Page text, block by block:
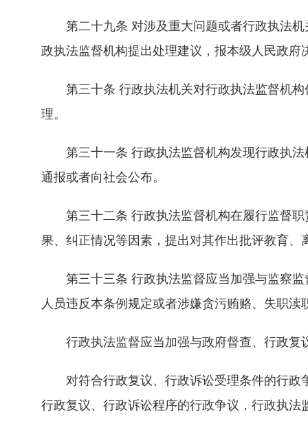
第二十九条 对涉及重大问题或者行政执法机
政执法监督机构提出处理建议，报本级人民政
第三十条 行政执法机关对行政执法监督机构
理。
第三十一条 行政执法监督机构发现行政执法
通报或者向社会公布。
第三十二条 行政执法监督机构在履行监督职
果、纠正情况等因素，提出对其作出批评教育
第三十三条 行政执法监督应当加强与监察监
人员违反本条例规定或者涉嫌贪污贿赂、失职
行政执法监督应当加强与政府督查、行政复
对符合行政复议、行政诉讼受理条件的行政
行政复议、行政诉讼程序的行政争议，行政执法